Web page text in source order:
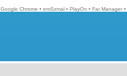
Google Chrome • emSzmal • PlayOn • Far Manager •